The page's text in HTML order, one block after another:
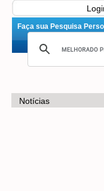
Faça sua Pesquisa
Notícias